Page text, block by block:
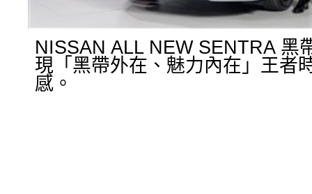
NISSAN ALL NEW SENTRA 黑
現「黑帶外在、魅力內在」王者
感。